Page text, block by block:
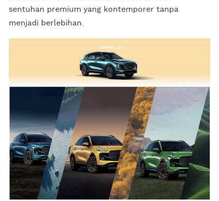
sentuhan premium yang kontemporer tanpa
menjadi berlebihan.